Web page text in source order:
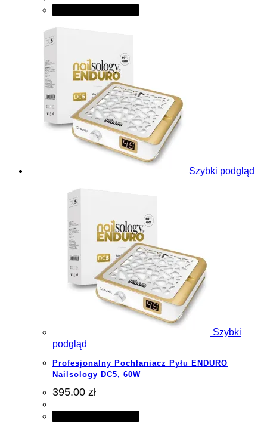
Szybki podgląd
Szybki
podgląd
Profesjonalny Pochłaniacz Pyłu ENDURO
Nailsology DC5, 60W
395.00 zł